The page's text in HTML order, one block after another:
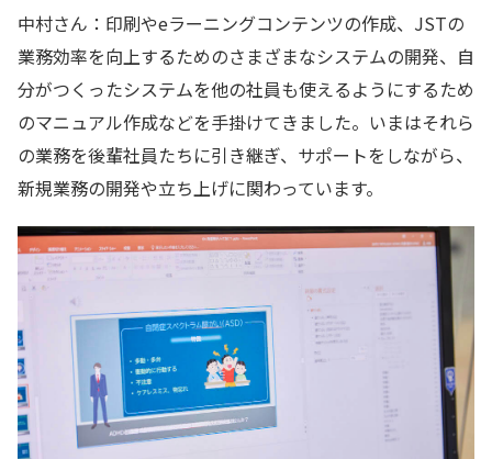
中村さん：印刷やeラーニングコンテンツの作成、JSTの
業務効率を向上するためのさまざまなシステムの開発、自
分がつくったシステムを他の社員も使えるようにするため
のマニュアル作成などを手掛けてきました。いまはそれら
の業務を後輩社員たちに引き継ぎ、サポートをしながら、
新規業務の開発や立ち上げに関わっています。